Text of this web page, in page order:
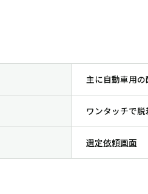
主に自動車用の
ワンタッチで脱
選定依頼画面